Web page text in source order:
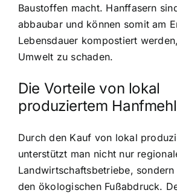
Baustoffen macht. Hanffasern
abbaubar und können somit am
Lebensdauer kompostiert
Umwelt zu schaden.
Die Vorteile von lokal
produziertem Hanfmehl
Durch den Kauf von lokal
unterstützt man nicht nur
Landwirtschaftsbetriebe,
den ökologischen Fußabdruck.